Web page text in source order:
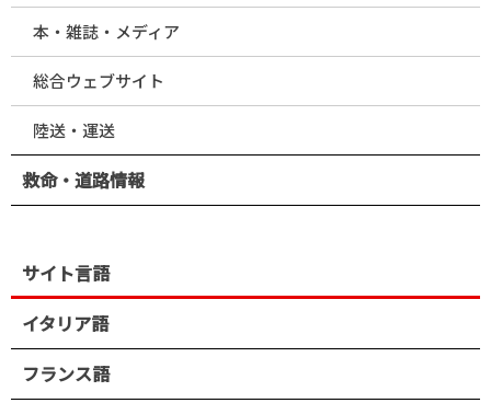
本・雑誌・メディア
総合ウェブサイト
陸送・運送
救命・道路情報
サイト言語
イタリア語
フランス語